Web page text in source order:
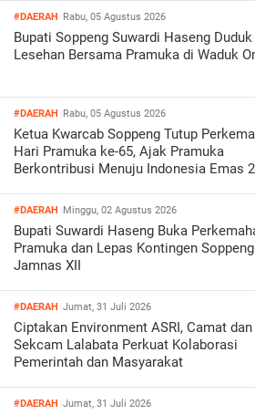
#DAERAH Rabu, 05 Agustus 2026
Bupati Soppeng Suwardi Haseng Duduk
Lesehan Bersama Pramuka di Waduk
#DAERAH Rabu, 05 Agustus 2026
Ketua Kwarcab Soppeng Tutup
Hari Pramuka ke-65, Ajak Pramuka
Berkontribusi Menuju Indonesia Emas
#DAERAH Minggu, 02 Agustus 2026
Bupati Suwardi Haseng Buka
Pramuka dan Lepas Kontingen
Jamnas XII
#DAERAH Jumat, 31 Juli 2026
Ciptakan Environment ASRI, Camat dan
Sekcam Lalabata Perkuat Kolaborasi
Pemerintah dan Masyarakat
#DAERAH Jumat, 31 Juli 2026